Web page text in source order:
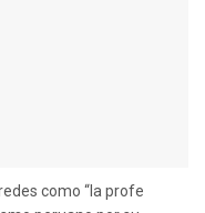
como “la profe